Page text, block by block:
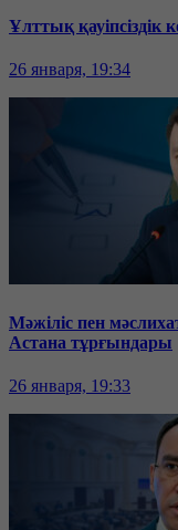
Ұлттық қауіпсіздік
26 января, 19:34
Мәжіліс пен
Астана тұрғындары
26 января, 19:33